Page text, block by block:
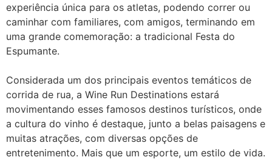
experiência única para os atletas, podendo correr ou
caminhar com familiares, com amigos, terminando em
uma grande comemoração: a tradicional Festa do
Espumante.
Considerada um dos principais eventos temáticos de
corrida de rua, a Wine Run Destinations estará
movimentando esses famosos destinos turísticos, onde
a cultura do vinho é destaque, junto a belas paisagens e
muitas atrações, com diversas opções de
entretenimento. Mais que um esporte, um estilo de vida.